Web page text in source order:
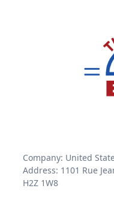
Company: United
Address: 1101 Rue
H2Z 1W8